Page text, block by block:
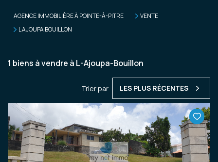
AGENCE IMMOBILIÈRE À POINTE-À-PITRE
VENTE
L AJOUPA BOUILLON
1 biens à vendre à L-Ajoupa-Bouillon
Trier par LES PLUS RÉCENTES